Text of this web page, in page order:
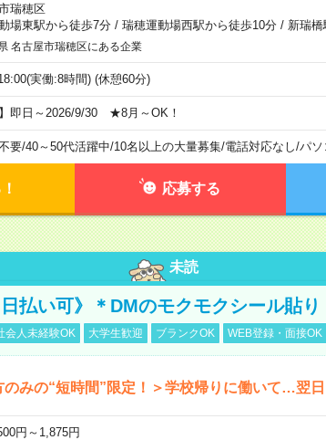
瑞穂区
場東駅から徒歩7分/ 瑞穂運動場西駅から徒歩10分/ 新瑞
名古屋市瑞穂区にある企業
実働:8時間) (休憩60分)
】即日～2026/9/30 ★8月～OK！
要/40～50代活躍中/10名以上の大量募集/電話対応なし/パソ
応募する
未読
払い可》＊DMのモクモクシール貼り
会人未経験OK 大学生歓迎 ブランクOK WEB登録・面接OK
のみの“短時間”限定！＞学校帰りに働いて…翌
円～1,875円